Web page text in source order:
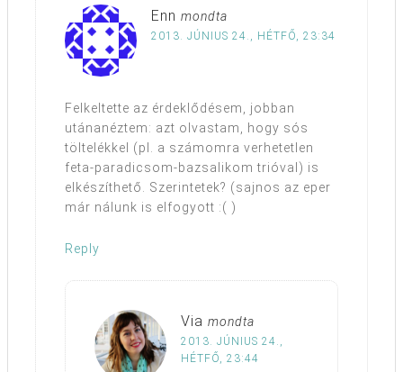
Enn mondta
2013. JÚNIUS 24., HÉTFŐ, 23:34
Felkeltette az érdeklődésem, jobban
utánanéztem: azt olvastam, hogy sós
töltelékkel (pl. a számomra verhetetlen
feta-paradicsom-bazsalikom trióval) is
elkészíthető. Szerintetek? (sajnos az eper
már nálunk is elfogyott :( )
Reply
Via mondta
2013. JÚNIUS 24.,
HÉTFŐ, 23:44